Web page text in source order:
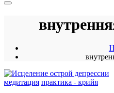
медитация практика - крийя